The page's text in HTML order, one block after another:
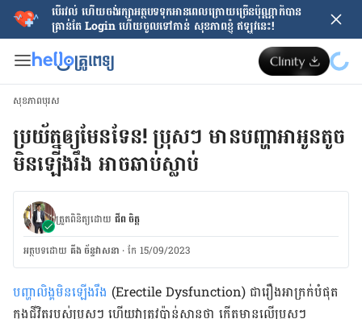
បើរវល់ ហើយចង់​រក្សាអត្ថបទទុកអានពេលក្រោយ​ច្រើនប៉ុណ្ណាក៏បាន
គ្រាន់តែ​ Login ហើយចូលទៅកាន់ សុខភាពខ្ញុំ ឥឡូវនេះ!
សុខភាពបុរស
ប្រយ័ត្នឲ្យមែនទែន! ប្រុសៗ មានបញ្ហាអាអូនតូច
មិនឡើងរឹង អាចឆាប់ស្លាប់
ត្រួតពិនិត្យដោយ ជីព ចិត្ត
អត្ថបទ​ដោយ គីង ច័ន្ទវាសនា​ · កែ 15/09/2023
បញ្ហា​លិង្គមិនឡើងរឹង (Erectile Dysfunction) ជា​រឿង​អាក្រក់បំផុត
ក្នុង​ជីវិត​របស់​ប្រុសៗ ហើយ​វាត្រូវ​ប៉ាន់ស្មាន​ថា កើតមាន​លើ​ប្រុសៗ